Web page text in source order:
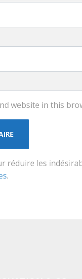
website in this
réduire les
.